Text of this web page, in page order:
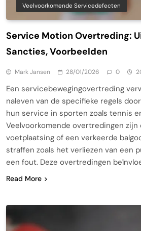
Veelvoorkomende Servicedefecten
Service Motion Overtreding:
Sancties, Voorbeelden
Mark Jansen 28/01/2026 0
Een servicebewegingovertreding
naleven van de specifieke regels
hun service in sporten zoals tennis
Veelvoorkomende overtredingen
voetplaatsing of een verkeerde
straffen zoals het verliezen van een
een fout. Deze overtredingen
Read More